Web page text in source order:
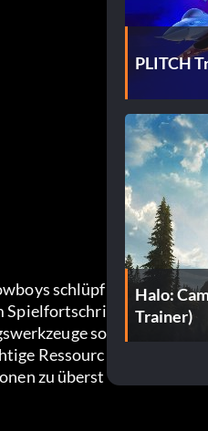
schlüpf
Spielfortschri
so
Ressourc
zu überst
PLITCH
Halo:
Trainer)